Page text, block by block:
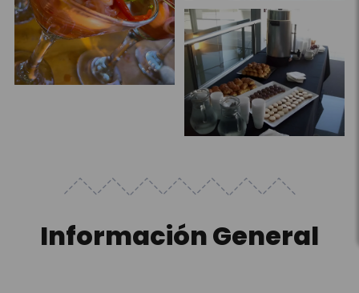
Información General